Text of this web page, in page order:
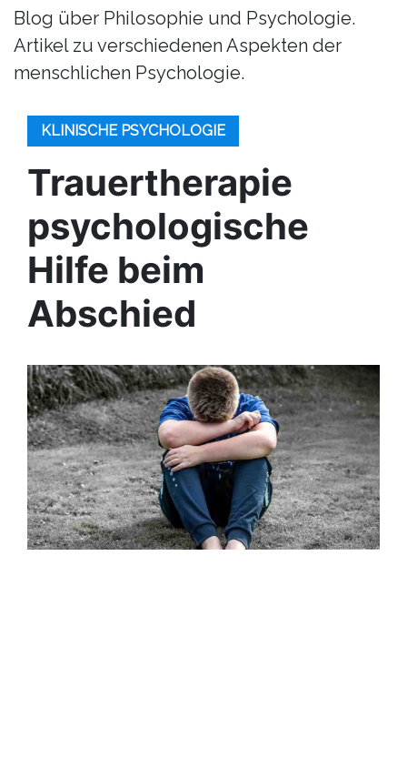
Blog über Philosophie und Psychologie.
Artikel zu verschiedenen Aspekten der
menschlichen Psychologie.
KLINISCHE PSYCHOLOGIE
Trauertherapie
psychologische
Hilfe beim
Abschied